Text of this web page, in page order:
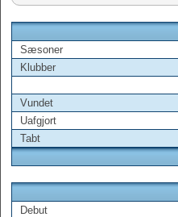
Sæsoner
Klubber
Vundet
Uafgjort
Tabt
Debut